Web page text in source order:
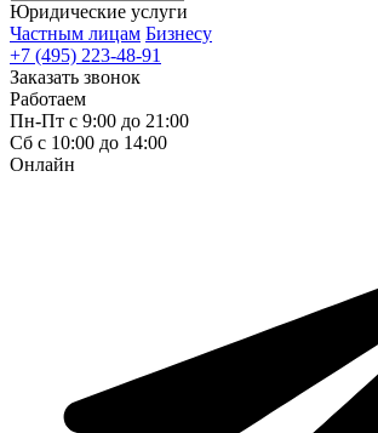
Юридические услуги
Частным лицам Бизнесу
+7 (495) 223-48-91
Заказать звонок
Работаем
Пн-Пт с 9:00 до 21:00
Сб с 10:00 до 14:00
Онлайн